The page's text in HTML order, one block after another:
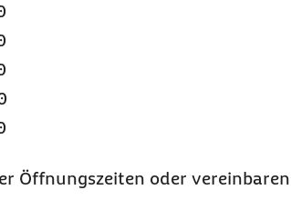
Öffnungszeiten oder